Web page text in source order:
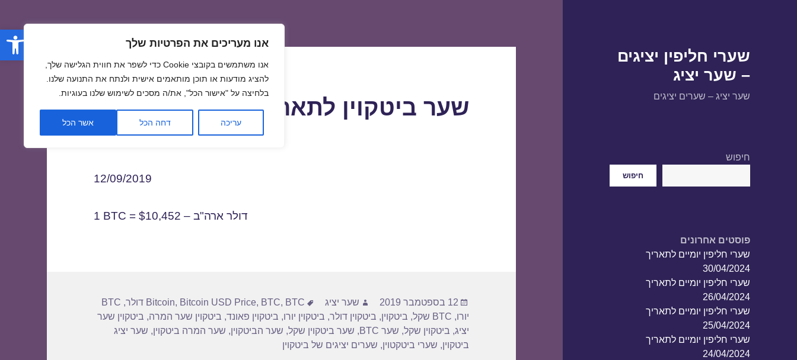
פתח אנו מעריכים את הפרטיות שלך
אנו משתמשים בקובצי Cookie כדי לשפר את חווית הגלישה שלך,
להציג מודעות או תוכן מותאמים אישית ולנתח את התנועה שלנו.
בלחיצה על "אישור הכל", את/ה מסכים לשימוש שלנו בעוגיות.
עריכה דחה הכל אשר הכל
שערי חליפין יציגים
– שער יציג
שער יציג – שערים יציגים
חיפוש
חיפוש
פוסטים אחרונים
שערי חליפין יומיים לתאריך
30/04/2024
שערי חליפין יומיים לתאריך
26/04/2024
שערי חליפין יומיים לתאריך
25/04/2024
שערי חליפין יומיים לתאריך
24/04/2024
שער ביטקוין לתאריך 12/09/2019
12/09/2019
1 BTC = $10,452 – דולר ארה"ב
פורסם
בתאריך
12 בספטמבר 2019 מחבר
שער יציג תגיות Bitcoin, Bitcoin USD Price, BTC, BTC דולר ,
BTC
יורו, BTC שקל , ביטקוין, ביטקוין דולר, ביטקוין יורו, ביטקוין פאונד, ביטקוין שער המרה, ביטקוין שער
יציג, ביטקוין שקל, שער BTC , שער ביטקוין שקל, שער הביטקוין, שער המרה ביטקוין, שער יציג
ביטקוין, שערי ביטקטוין, שערים יציגים של ביטקוין